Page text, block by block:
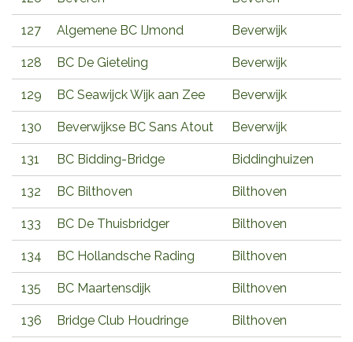
127 Algemene BC IJmond Beverwijk
128 BC De Gieteling Beverwijk
129 BC Seawijck Wijk aan Zee Beverwijk
130 Beverwijkse BC Sans Atout Beverwijk
131 BC Bidding-Bridge Biddinghuizen
132 BC Bilthoven Bilthoven
133 BC De Thuisbridger Bilthoven
134 BC Hollandsche Rading Bilthoven
135 BC Maartensdijk Bilthoven
136 Bridge Club Houdringe Bilthoven